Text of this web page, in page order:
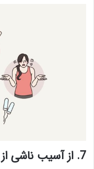
7. از آسیب ناشی از ضربه جلوگیری می‌کند